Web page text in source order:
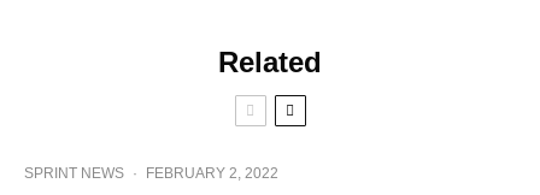
Related
SPRINT NEWS · FEBRUARY 2, 2022